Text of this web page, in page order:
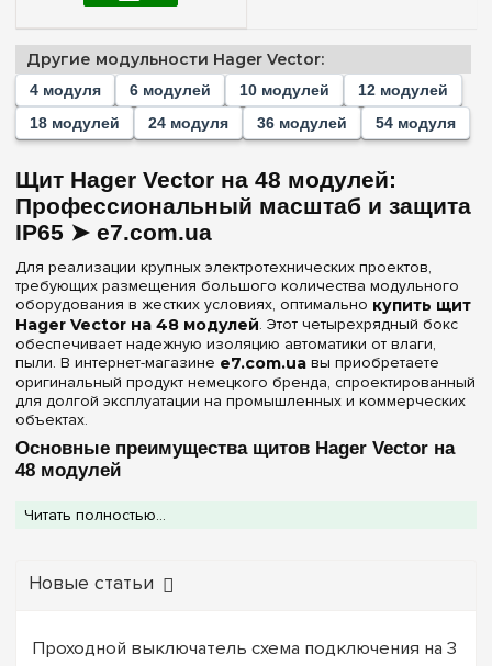
Пластик(1)
Дверца
Прозрачная(1)
Цвет корпуса
Серый(1)
Степень защиты IP
IP65(1)
Дверь
Прозрачная(1)
Ширина, мм
Другие модульности Hager Vector:
4 модуля 6 модулей 10 модулей
12 модулей
18 модулей
24 модуля 36 модулей 54 модуля
Щит Hager Vector на 48 модулей:
Профессиональный масштаб и защита
IP65 ➤ e7.com.ua
Для реализации крупных электротехнических проектов,
требующих размещения большого количества модульного
оборудования в жестких условиях, оптимально купить щит
Hager Vector на 48 модулей. Этот четырехрядный бокс
обеспечивает надежную изоляцию автоматики от влаги,
пыли. В интернет-магазине e7.com.ua вы приобретаете
оригинальный продукт немецкого бренда, спроектированный
для долгой эксплуатации на промышленных и коммерческих
объектах.
Основные преимущества щитов Hager Vector на
48 модулей
не готов идти на компромисс между емкостью и
многоточечной системе фиксации дверцы и качественным
пыли.
Эффективный монтаж: Клеммы PE+N в комплекте
Читать полностью...
Новые статьи
Проходной выключатель схема подключения на 3